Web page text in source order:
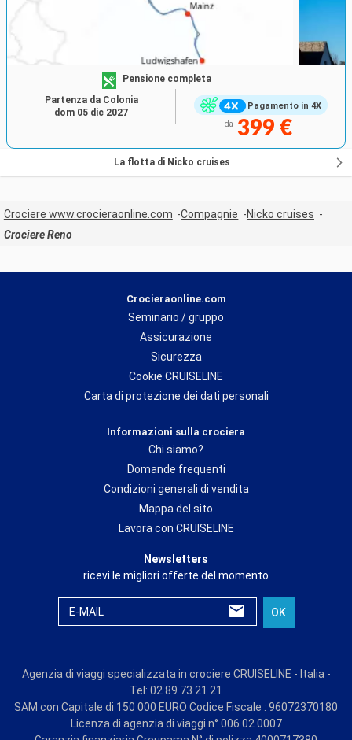
Pagamento in 4X
Pensione completa
da 399 €
Partenza da Colonia
dom 05 dic 2027
La flotta di Nicko cruises
Crociere www.crocieraonline.com Compagnie
Nicko cruises
Crociere Reno
Crocieraonline.com
Seminario / gruppo
Assicurazione
Sicurezza
Cookie CRUISELINE
Carta di protezione dei dati personali
Informazioni sulla crociera
Chi siamo?
Domande frequenti
Condizioni generali di vendita
Mappa del sito
Lavora con CRUISELINE
Newsletters
ricevi le migliori offerte del momento
E-MAIL OK
Agenzia di viaggi specializzata in crociere CRUISELINE - Italia -
Tel: 02 89 73 21 21
SAM con Capitale di 150 000 EURO Codice Fiscale : 96072370180
Licenza di agenzia di viaggi n° 006 02 0007